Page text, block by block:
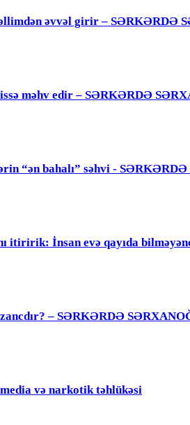
əvvəl girir – SƏRKƏRDƏ
məhv edir – SƏRKƏRDƏ
“ən bahalı” səhvi -
itiririk: İnsan evə qayıda
– SƏRKƏRDƏ
və narkotik təhlükəsi